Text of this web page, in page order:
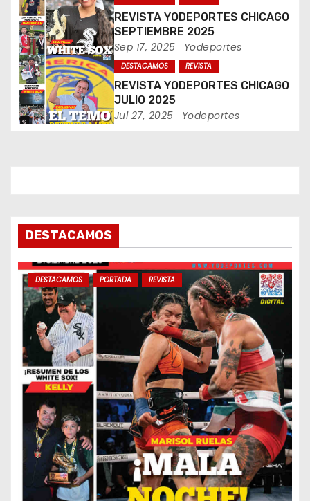
e
n
t
r
s
REVISTA YODEPORTES CHICAGO
SEPTIEMBRE 2025
Sep 17, 2025 Yodeportes
DESTACAMOS REVISTA
REVISTA YODEPORTES CHICAGO
JULIO 2025
Jul 27, 2025 Yodeportes
DESTACAMOS
DESTACAMOS PORTADA REVISTA